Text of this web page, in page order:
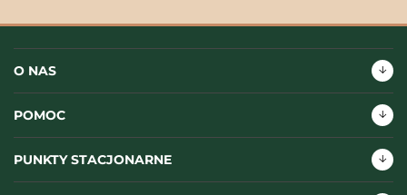
O NAS
POMOC
PUNKTY STACJONARNE